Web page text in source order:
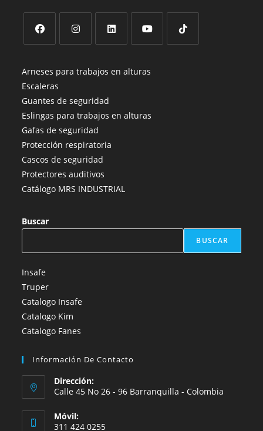
abre
en
una
nueva
pestaña
abre
una
nueva
pestaña
abre
una
nueva
pestaña
abre
nueva
Arneses para trabajos en alturas
Escaleras
Guantes de seguridad
Eslingas para trabajos en alturas
Gafas de seguridad
Protección respiratoria
Cascos de seguridad
Protectores auditivos
Catálogo MRS INDUSTRIAL
Buscar
BUSCAR
Insafe
Truper
Catalogo Insafe
Catalogo Kim
Catalogo Fanes
Información De Contacto
Dirección:
Calle 45 No 26 - 96 Barranquilla - Colombia
Móvil:
311 424 0255